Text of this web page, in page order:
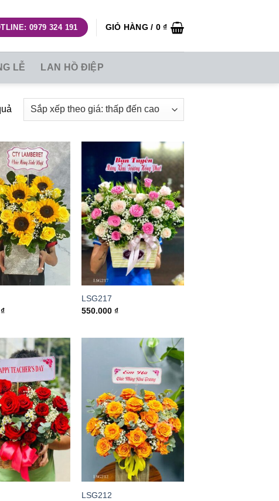
0979 324 191 GIỎ HÀNG / 0₫
LỄ LAN HỒ ĐIỆP
₫
LSG217
550.000₫
LSG212